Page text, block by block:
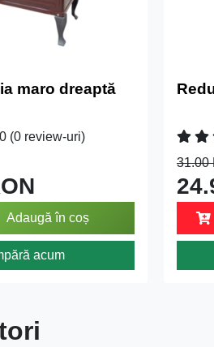
maro dreaptă
0 (0 review-uri)
Adaugă în coș
acum
31.00